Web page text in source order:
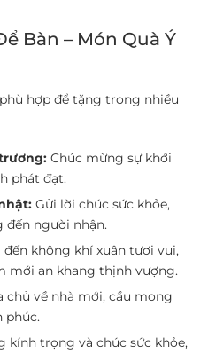
Bàn – Món Quà Ý
phù hợp để tặng trong nhiều
Chúc mừng sự khởi
phát đạt.
Gửi lời chúc sức khỏe,
đến người nhận.
đến không khí xuân tươi vui,
mới an khang thịnh vượng.
chủ về nhà mới, cầu mong
phúc.
kính trọng và chúc sức khỏe,